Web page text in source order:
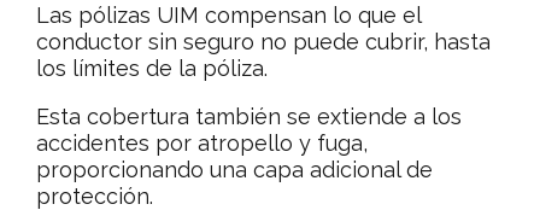
Las pólizas UIM compensan lo que el
conductor sin seguro no puede cubrir, hasta
los límites de la póliza.
Esta cobertura también se extiende a los
accidentes por atropello y fuga,
proporcionando una capa adicional de
protección.